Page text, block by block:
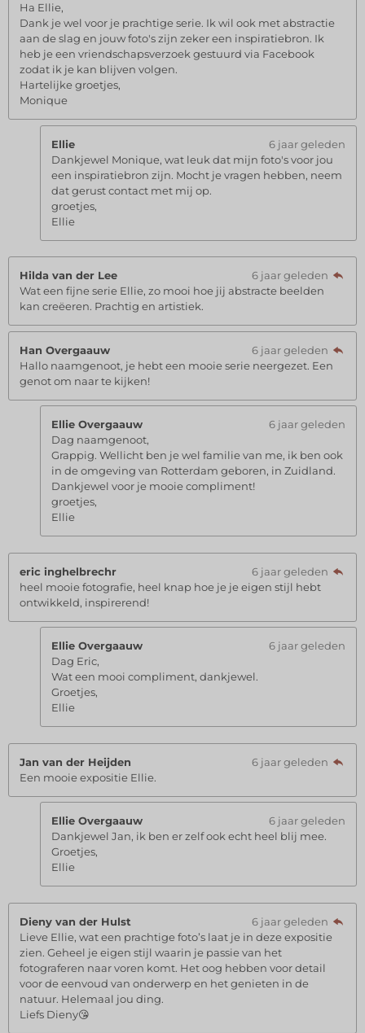
Ha Ellie,
Dank je wel voor je prachtige serie. Ik wil ook met abstractie
aan de slag en jouw foto's zijn zeker een inspiratiebron. Ik
heb je een vriendschapsverzoek gestuurd via Facebook
zodat ik je kan blijven volgen.
Hartelijke groetjes,
Monique
Ellie
6 jaar geleden
Dankjewel Monique, wat leuk dat mijn foto's voor jou
een inspiratiebron zijn. Mocht je vragen hebben, neem
dat gerust contact met mij op.
groetjes,
Ellie
Hilda van der Lee
6 jaar geleden
Wat een fijne serie Ellie, zo mooi hoe jij abstracte beelden
kan creëeren. Prachtig en artistiek.
Han Overgaauw
6 jaar geleden
Hallo naamgenoot, je hebt een mooie serie neergezet. Een
genot om naar te kijken!
Ellie Overgaauw
6 jaar geleden
Dag naamgenoot,
Grappig. Wellicht ben je wel familie van me, ik ben ook
in de omgeving van Rotterdam geboren, in Zuidland.
Dankjewel voor je mooie compliment!
groetjes,
Ellie
eric inghelbrechr
6 jaar geleden
heel mooie fotografie, heel knap hoe je je eigen stijl hebt
ontwikkeld, inspirerend!
Ellie Overgaauw
6 jaar geleden
Dag Eric,
Wat een mooi compliment, dankjewel.
Groetjes,
Ellie
Jan van der Heijden
6 jaar geleden
Een mooie expositie Ellie.
Ellie Overgaauw
6 jaar geleden
Dankjewel Jan, ik ben er zelf ook echt heel blij mee.
Groetjes,
Ellie
Dieny van der Hulst
6 jaar geleden
Lieve Ellie, wat een prachtige foto’s laat je in deze expositie
zien. Geheel je eigen stijl waarin je passie van het
fotograferen naar voren komt. Het oog hebben voor detail
voor de eenvoud van onderwerp en het genieten in de
natuur. Helemaal jou ding.
Liefs Dieny😘